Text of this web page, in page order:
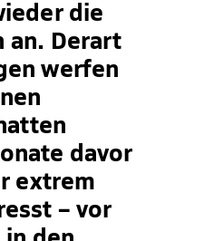
die
Derart
werfen
davor
extrem
– vor